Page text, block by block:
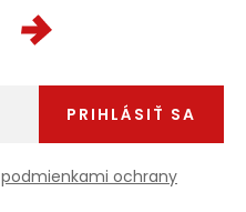
podmienkami ochrany
PRIHLÁSIŤ SA